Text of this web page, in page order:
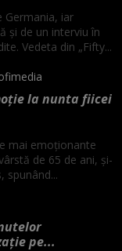
Germania, iar
și de un interviu în
Vedeta din „Fifty...
la nunta fiicei
mai emoționante
de 65 de ani, și-
spunând...
pe...